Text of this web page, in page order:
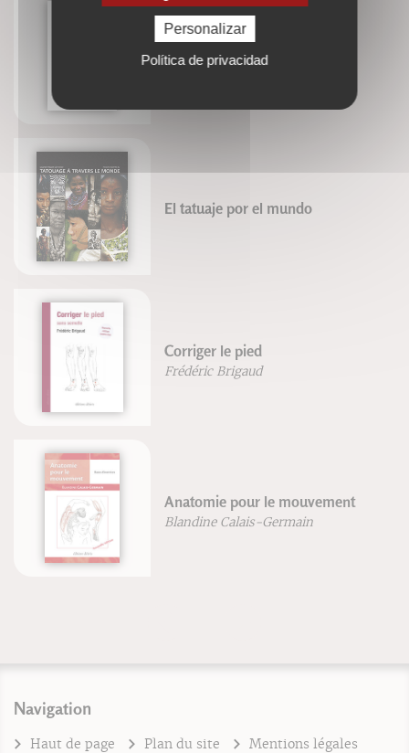
Alain Jacopino
El tatuaje por el mundo
Corriger le pied
Frédéric Brigaud
Anatomie pour le mouvement
Blandine Calais-Germain
Navigation
Haut de page Plan du site
Mentions légales
Personalizar
Política de privacidad